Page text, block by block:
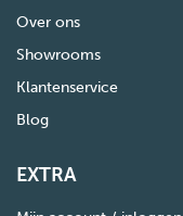
Over ons
Showrooms
Klantenservice
Blog
EXTRA